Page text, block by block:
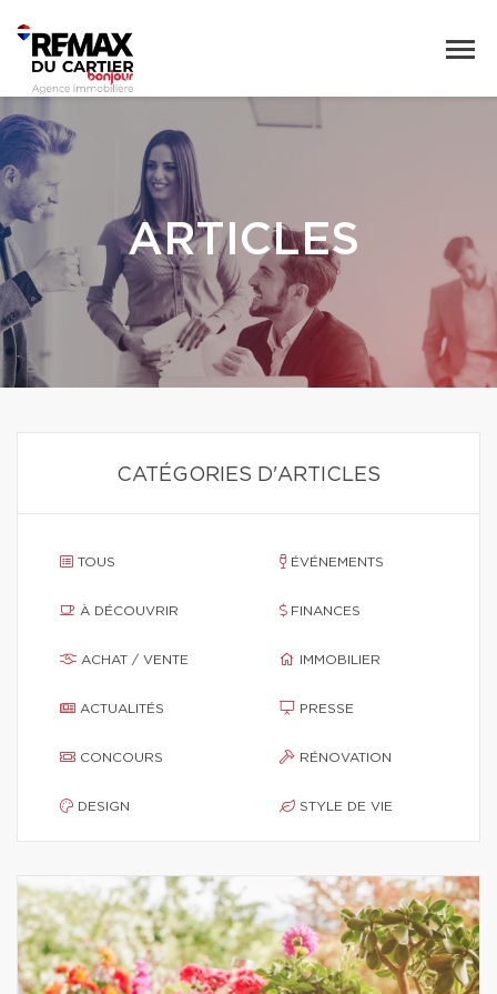
ARTICLES
CATÉGORIES D'ARTICLES
TOUS
À DÉCOUVRIR
ACHAT / VENTE
ACTUALITÉS
CONCOURS
DESIGN
ÉVÉNEMENTS
FINANCES
IMMOBILIER
PRESSE
RÉNOVATION
STYLE DE VIE